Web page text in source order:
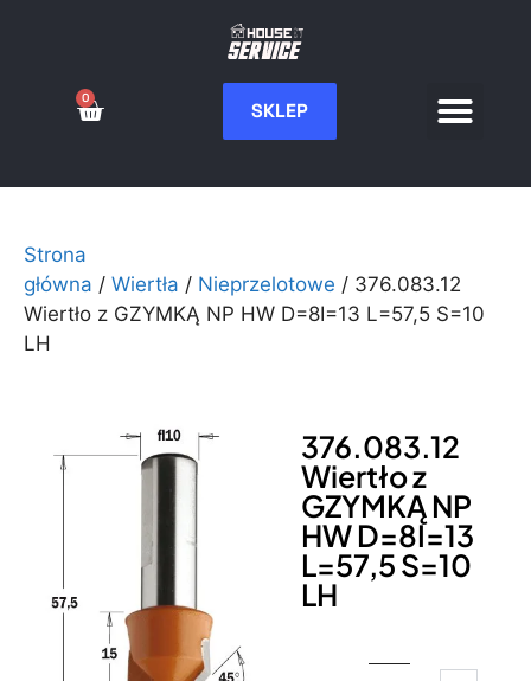
SKLEP
0
Strona
główna / Wiertła / Nieprzelotowe / 376.083.12
Wiertło z GZYMKĄ NP HW D=8I=13 L=57,5 S=10
LH
376.083.12
Wiertło z
GZYMKĄ NP
HW D=8I=13
L=57,5 S=10
LH